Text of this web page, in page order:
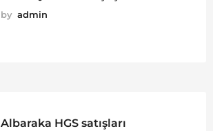
by admin
Albaraka HGS satışları